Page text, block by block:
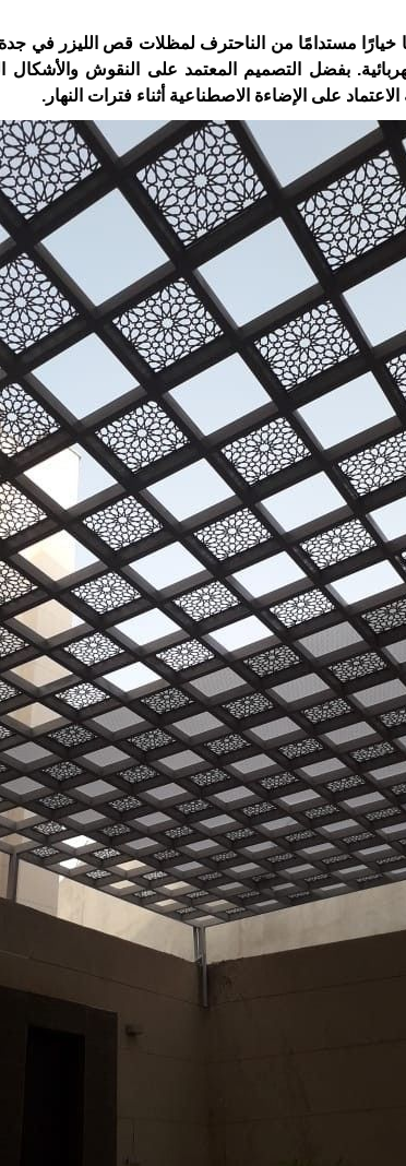
مستدامًا من الناحترف لمظلات قص الليزر في
بفضل التصميم المعتمد على النقوش
على الإضاءة الاصطناعية أثناء فترات النهار.